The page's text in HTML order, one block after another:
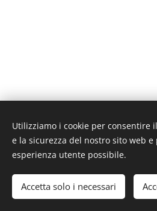
Cookies
Utilizziamo i cookie per consentire
e la sicurezza del nostro sito web
esperienza utente possibile.
Accetta solo i necessari